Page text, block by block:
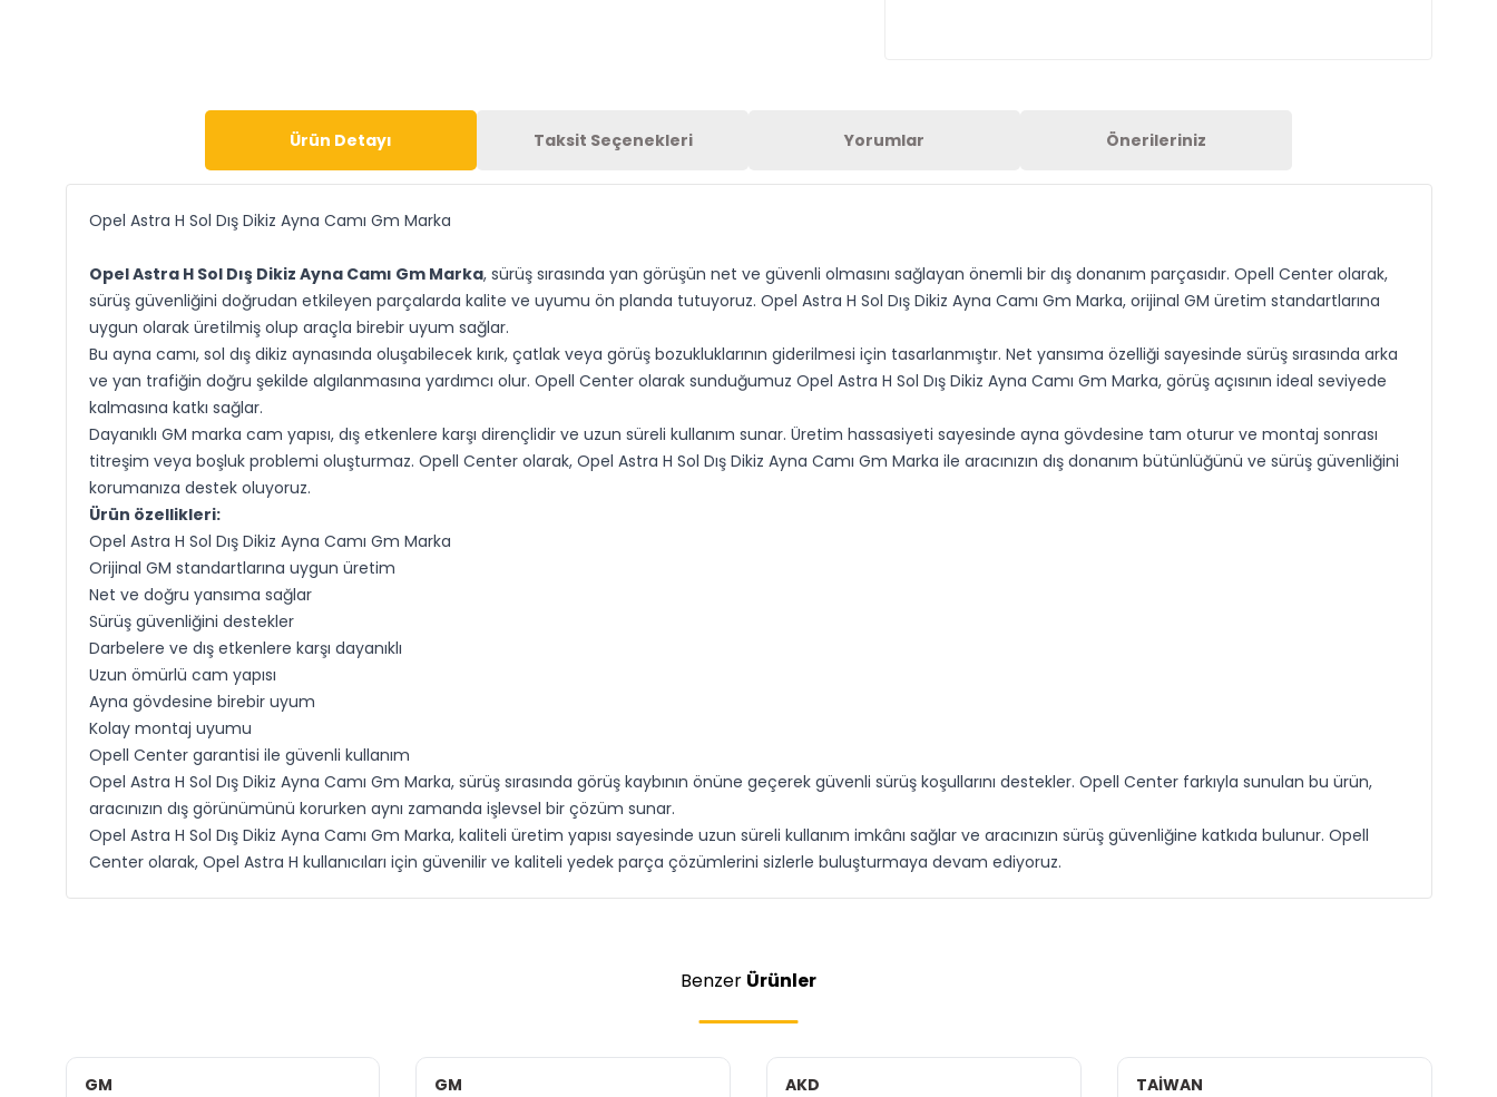
Ürün Detayı Taksit Seçenekleri Yorumlar Önerileriniz
Opel Astra H Sol Dış Dikiz Ayna Camı Gm Marka
Opel Astra H Sol Dış Dikiz Ayna Camı Gm Marka, sürüş sırasında yan görüşün net ve güvenli olmasını sağlayan önemli bir dış donanım parçasıdır. Opell Center olarak,
sürüş güvenliğini doğrudan etkileyen parçalarda kalite ve uyumu ön planda tutuyoruz. Opel Astra H Sol Dış Dikiz Ayna Camı Gm Marka, orijinal GM üretim standartlarına
uygun olarak üretilmiş olup araçla birebir uyum sağlar.
Bu ayna camı, sol dış dikiz aynasında oluşabilecek kırık, çatlak veya görüş bozukluklarının giderilmesi için tasarlanmıştır. Net yansıma özelliği sayesinde sürüş sırasında arka
ve yan trafiğin doğru şekilde algılanmasına yardımcı olur. Opell Center olarak sunduğumuz Opel Astra H Sol Dış Dikiz Ayna Camı Gm Marka, görüş açısının ideal seviyede
kalmasına katkı sağlar.
Dayanıklı GM marka cam yapısı, dış etkenlere karşı dirençlidir ve uzun süreli kullanım sunar. Üretim hassasiyeti sayesinde ayna gövdesine tam oturur ve montaj sonrası
titreşim veya boşluk problemi oluşturmaz. Opell Center olarak, Opel Astra H Sol Dış Dikiz Ayna Camı Gm Marka ile aracınızın dış donanım bütünlüğünü ve sürüş güvenliğini
korumanıza destek oluyoruz.
Ürün özellikleri:
Opel Astra H Sol Dış Dikiz Ayna Camı Gm Marka
Orijinal GM standartlarına uygun üretim
Net ve doğru yansıma sağlar
Sürüş güvenliğini destekler
Darbelere ve dış etkenlere karşı dayanıklı
Uzun ömürlü cam yapısı
Ayna gövdesine birebir uyum
Kolay montaj uyumu
Opell Center garantisi ile güvenli kullanım
Opel Astra H Sol Dış Dikiz Ayna Camı Gm Marka, sürüş sırasında görüş kaybının önüne geçerek güvenli sürüş koşullarını destekler. Opell Center farkıyla sunulan bu ürün,
aracınızın dış görünümünü korurken aynı zamanda işlevsel bir çözüm sunar.
Opel Astra H Sol Dış Dikiz Ayna Camı Gm Marka, kaliteli üretim yapısı sayesinde uzun süreli kullanım imkânı sağlar ve aracınızın sürüş güvenliğine katkıda bulunur. Opell
Center olarak, Opel Astra H kullanıcıları için güvenilir ve kaliteli yedek parça çözümlerini sizlerle buluşturmaya devam ediyoruz.
Benzer Ürünler
GM
GM
AKD
TAİWAN